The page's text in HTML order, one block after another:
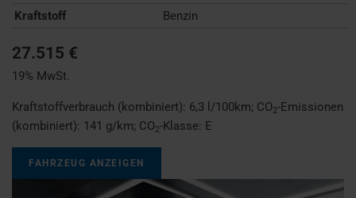
Kraftstoff
Benzin
27.515 €
19% MwSt.
Kraftstoffverbrauch (kombiniert): 6,3 l/100km; CO2-Emissionen
(kombiniert): 141 g/km; CO2-Klasse: E
FAHRZEUG ANZEIGEN